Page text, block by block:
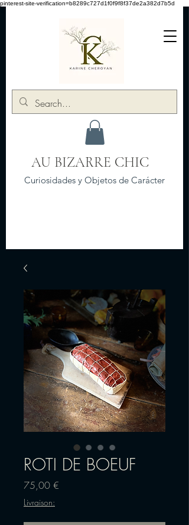
pinterest-site-verification=b8289c727d1f0f9f8f37de2a382d7b5d
AU BIZARRE CHIC
Curiosidades y Objetos de Carácter
ROTI DE BOEUF
75,00 €
Livraison: